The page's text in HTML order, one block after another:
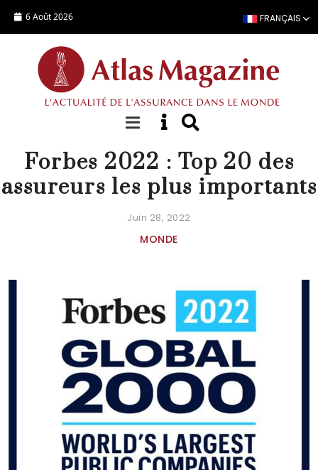
6 Août 2026 FRANÇAIS
DOSSIER SPÉCIAL
Forbes 2022 : Top 20 des
assureurs les plus importants
Juin 28, 2022
MONDE